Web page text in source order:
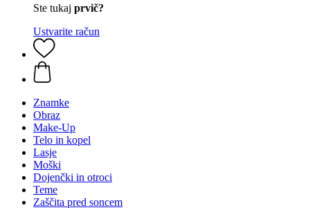
Ste tukaj prvič?
Ustvarite račun
Znamke
Obraz
Make-Up
Telo in kopel
Lasje
Moški
Dojenčki in otroci
Teme
Zaščita pred soncem